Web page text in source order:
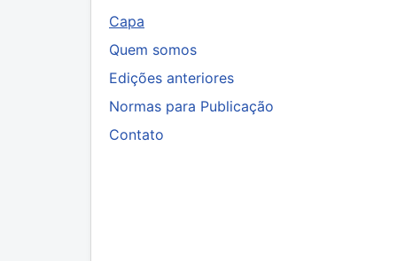
Capa
Quem somos
Edições anteriores
Normas para Publicação
Contato